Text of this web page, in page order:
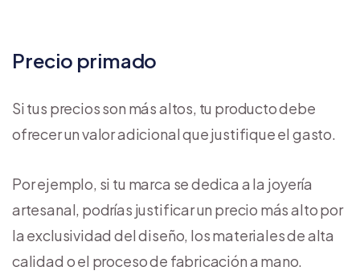
Precio primado
Si tus precios son más altos, tu producto debe
ofrecer un valor adicional que justifique el gasto.
Por ejemplo, si tu marca se dedica a la joyería
artesanal, podrías justificar un precio más alto por
la exclusividad del diseño, los materiales de alta
calidad o el proceso de fabricación a mano.